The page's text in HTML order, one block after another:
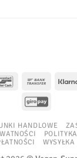
BancontactPrzelew
GiroPay
HANDLOWE